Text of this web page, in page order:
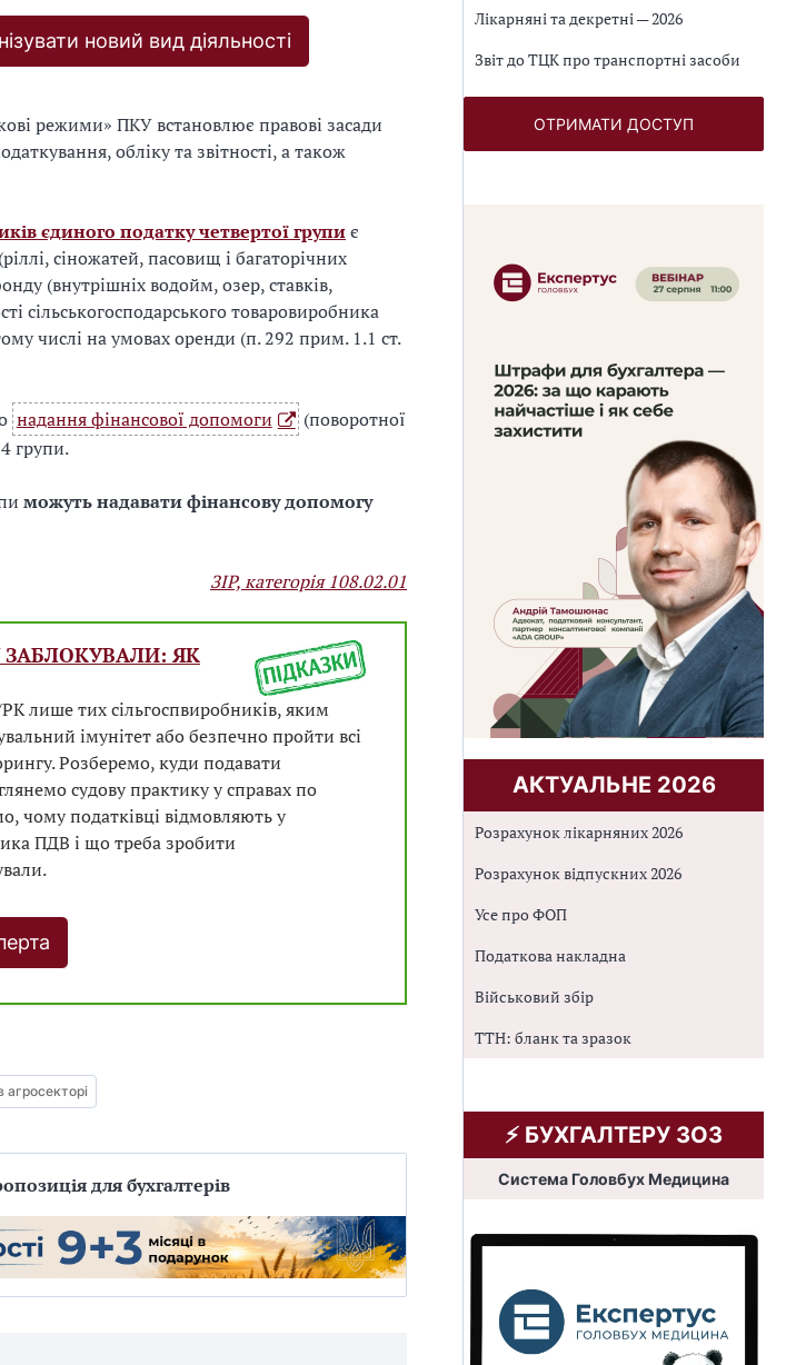
новий вид діяльності
режими» ПКУ встановлює правові засади
обліку та звітності, а також
єдиного податку четвертої групиє
сіножатей, пасовищ і багаторічних
(внутрішніх водойм, озер, ставків,
сільськогосподарського товаровиробника
числі на умовах оренди (п. 292 прим. 1.1 ст.
надання фінансової допомоги
(поворотної
групи.
можуть надавати фінансову допомогу
ЗІР, категорія 108.02.01
ЗАБЛОКУВАЛИ: ЯК
лише тих сільгоспвиробників, яким
імунітет або безпечно пройти всі
Розберемо, куди подавати
судову практику у справах по
чому податківці відмовляють у
ПДВ і що треба зробити
агросекторі
для бухгалтерів
Лікарняні та декретні — 2026
Звіт до ТЦК про транспортні засоби
ОТРИМАТИ ДОСТУП
АКТУАЛЬНЕ 2026
Розрахунок лікарняних 2026
Розрахунок відпускних 2026
Усе про ФОП
Податкова накладна
Військовий збір
ТТН: бланк та зразок
⚡️ БУХГАЛТЕРУ ЗОЗ
Система Головбух Медицина